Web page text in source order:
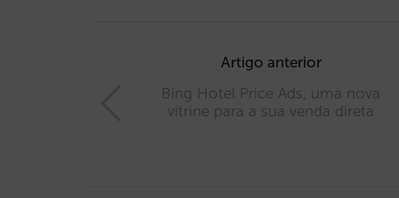
Artigo anterior
Bing Hotel Price Ads, uma nova
vitrine para a sua venda direta